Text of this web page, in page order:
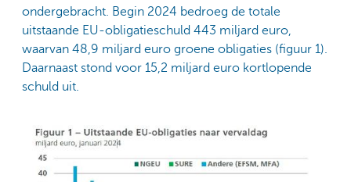
ondergebracht. Begin 2024 bedroeg de totale
uitstaande EU-obligatieschuld 443 miljard euro,
waarvan 48,9 miljard euro groene obligaties (figuur 1).
Daarnaast stond voor 15,2 miljard euro kortlopende
schuld uit.